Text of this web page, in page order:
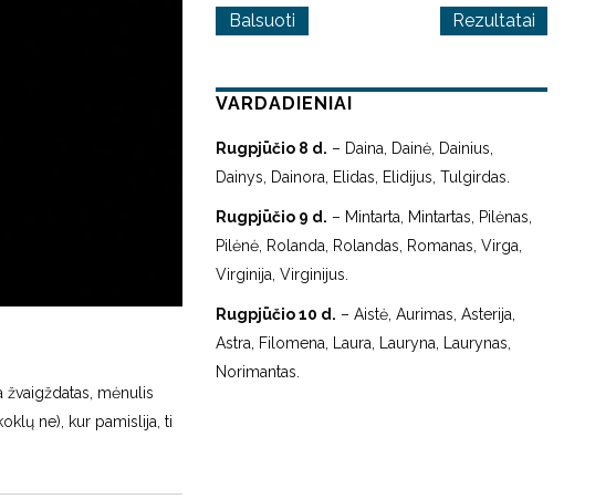
žvaigždatas, mėnulis
ne), kur pamislija, ti
Rezultatai
VARDADIENIAI
Rugpjūčio 8 d. – Daina, Dainė, Dainius,
Dainys, Dainora, Elidas, Elidijus, Tulgirdas.
Rugpjūčio 9 d. – Mintarta, Mintartas, Pilėnas,
Pilėnė, Rolanda, Rolandas, Romanas, Virga,
Virginija, Virginijus.
Rugpjūčio 10 d. – Aistė, Aurimas, Asterija,
Astra, Filomena, Laura, Lauryna, Laurynas,
Norimantas.